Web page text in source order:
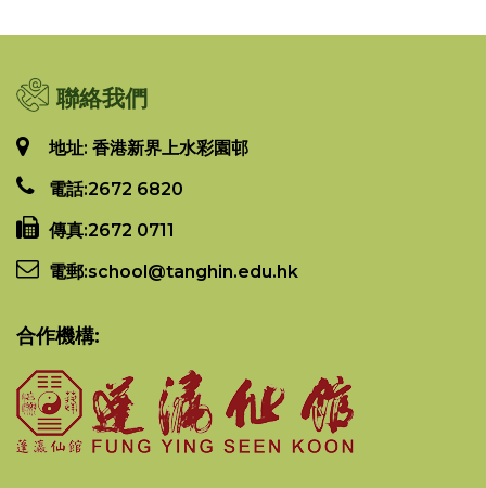
聯絡我們
地址: 香港新界上水彩園邨
電話:2672 6820
傳真:2672 0711
電郵:school@tanghin.edu.hk
合作機構: